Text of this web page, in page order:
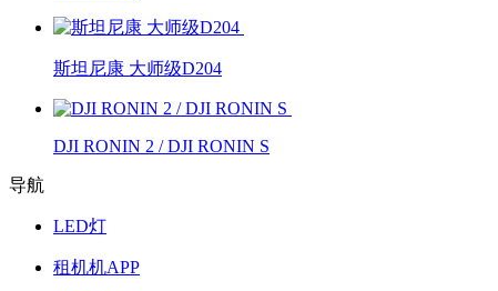
斯坦尼康 大师级D204
DJI RONIN 2 / DJI RONIN S
导航
LED灯
租机机APP